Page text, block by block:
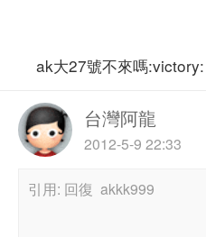
ak大27號不來嗎:victory:
台灣阿龍
2012-5-9 22:33
引用: 回復 akkk999